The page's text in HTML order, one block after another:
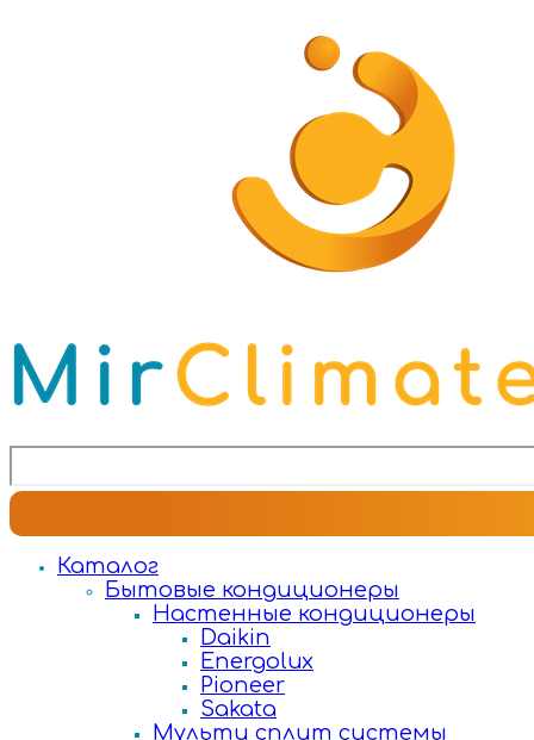
Каталог
Бытовые кондиционеры
Настенные кондиционеры
Daikin
Energolux
Pioneer
Sakata
Мульти сплит системы